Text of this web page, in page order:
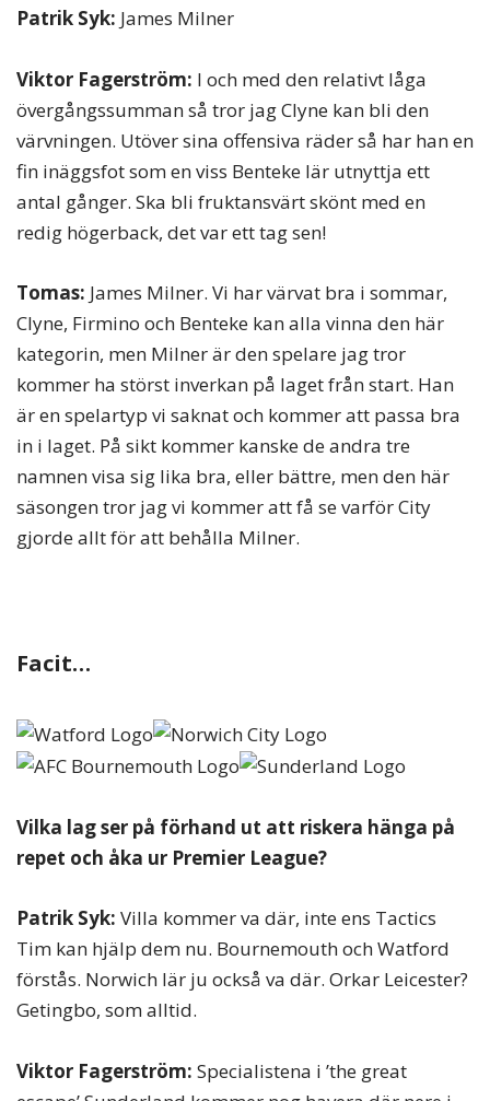
Patrik Syk: James Milner
Viktor Fagerström: I och med den relativt låga
övergångssumman så tror jag Clyne kan bli den
värvningen. Utöver sina offensiva räder så har han en
fin inäggsfot som en viss Benteke lär utnyttja ett
antal gånger. Ska bli fruktansvärt skönt med en
redig högerback, det var ett tag sen!
Tomas: James Milner. Vi har värvat bra i sommar,
Clyne, Firmino och Benteke kan alla vinna den här
kategorin, men Milner är den spelare jag tror
kommer ha störst inverkan på laget från start. Han
är en spelartyp vi saknat och kommer att passa bra
in i laget. På sikt kommer kanske de andra tre
namnen visa sig lika bra, eller bättre, men den här
säsongen tror jag vi kommer att få se varför City
gjorde allt för att behålla Milner.
Facit…
Vilka lag ser på förhand ut att riskera hänga på
repet och åka ur Premier League?
Patrik Syk: Villa kommer va där, inte ens Tactics
Tim kan hjälp dem nu. Bournemouth och Watford
förstås. Norwich lär ju också va där. Orkar Leicester?
Getingbo, som alltid.
Viktor Fagerström: Specialistena i ’the great